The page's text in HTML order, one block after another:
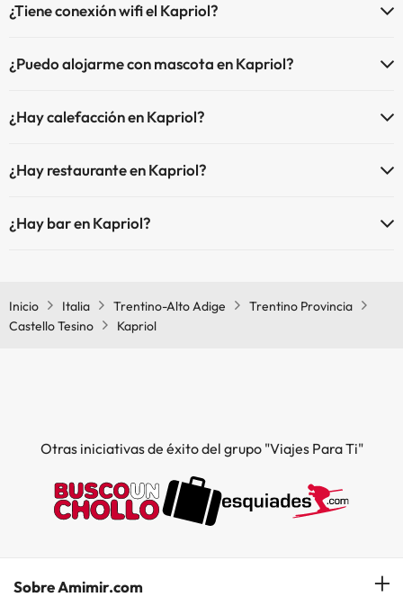
¿Tiene conexión wifi el Kapriol?
¿Puedo alojarme con mascota en Kapriol?
en hotel). Consulta las condiciones.
¿Hay calefacción en Kapriol?
¿Hay restaurante en Kapriol?
¿Hay bar en Kapriol?
Inicio Italia Trentino-Alto Adige
Trentino Provincia
Castello Tesino
Kapriol
Otras iniciativas de éxito del grupo "Viajes Para Ti"
Sobre Amimir.com